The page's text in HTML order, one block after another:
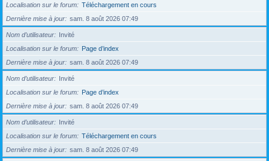
Localisation sur le forum
Téléchargement en cours
Dernière mise à jour
sam. 8 août 2026 07:49
Nom d’utilisateur
Invité
Localisation sur le forum
Page d’index
Dernière mise à jour
sam. 8 août 2026 07:49
Nom d’utilisateur
Invité
Localisation sur le forum
Page d’index
Dernière mise à jour
sam. 8 août 2026 07:49
Nom d’utilisateur
Invité
Localisation sur le forum
Téléchargement en cours
Dernière mise à jour
sam. 8 août 2026 07:49